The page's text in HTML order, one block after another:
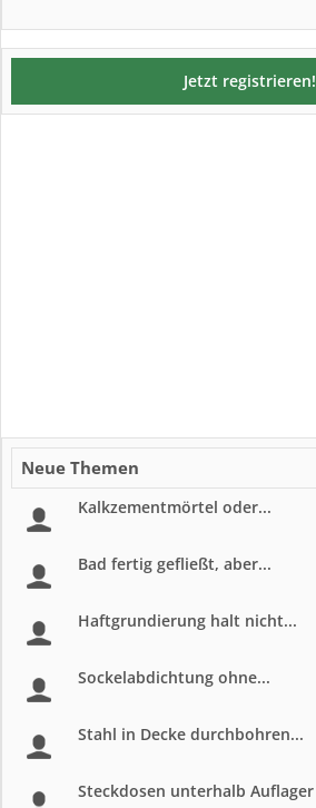
Jetzt registrieren!
Neue Themen
Kalkzementmörtel oder...
Bad fertig gefließt, aber...
Haftgrundierung halt nicht...
Sockelabdichtung ohne...
Stahl in Decke durchbohren...
Steckdosen unterhalb Auflager